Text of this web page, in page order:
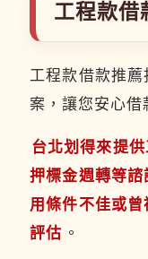
工程款借
工程款借款推薦
案，讓您安心借
台北划得來提
押標金週轉等
用條件不佳或
評估 。